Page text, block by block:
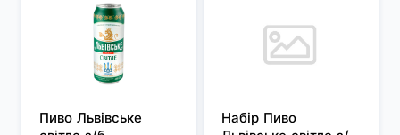
Пиво Львівське
Набір Пиво